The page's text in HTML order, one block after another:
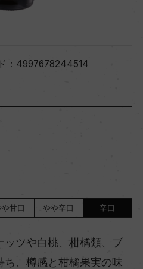
： 4997678244514
甘口 やや辛口 辛口
ッツや白桃、柑橘類、ブ
ち、樽感と柑橘果実の味